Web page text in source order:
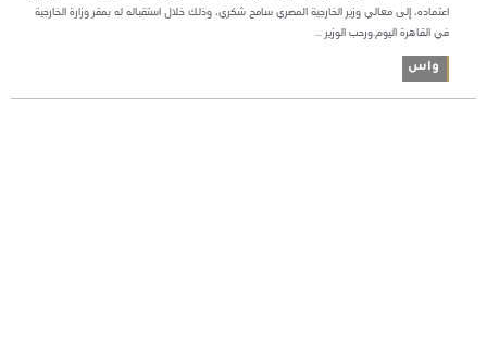
اعتماده، إلى معالي وزير الخارجية المصري سامح شكري، وذلك خلال استقباله له بمقر وزارة الخارجية
في القاهرة اليوم.ورحب الوزير ...
واس